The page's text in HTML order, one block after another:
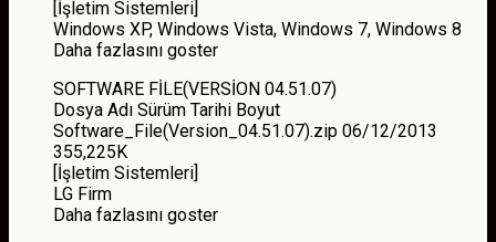
[İşletim Sistemleri]
Windows XP, Windows Vista, Windows 7, Windows 8
Daha fazlasını goster
SOFTWARE FİLE(VERSİON 04.51.07)
Dosya Adı Sürüm Tarihi Boyut
Software_File(Version_04.51.07).zip 06/12/2013
355,225K
[İşletim Sistemleri]
LG Firm
Daha fazlasını goster